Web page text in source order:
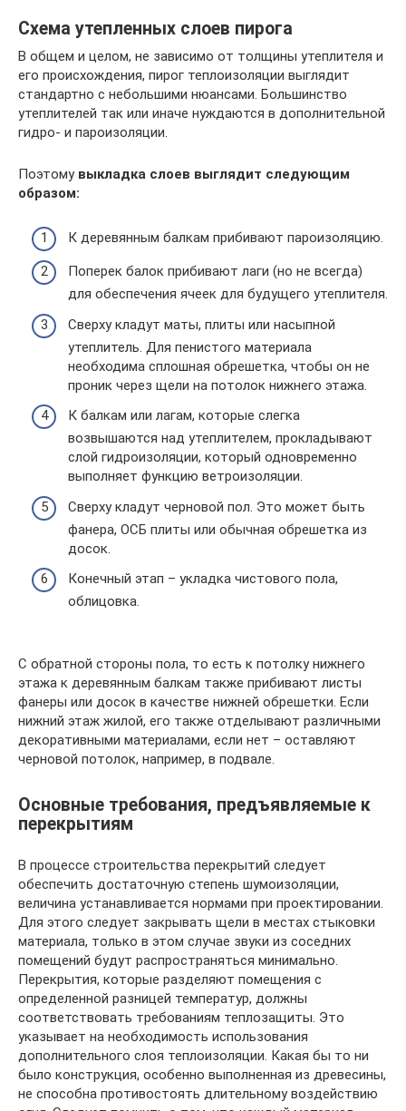
Схема утепленных слоев пирога
В общем и целом, не зависимо от толщины утеплителя и
его происхождения, пирог теплоизоляции выглядит
стандартно с небольшими нюансами. Большинство
утеплителей так или иначе нуждаются в дополнительной
гидро- и пароизоляции.
Поэтому выкладка слоев выглядит следующим
образом:
К деревянным балкам прибивают пароизоляцию.
Поперек балок прибивают лаги (но не всегда)
для обеспечения ячеек для будущего утеплителя.
Сверху кладут маты, плиты или насыпной
утеплитель. Для пенистого материала
необходима сплошная обрешетка, чтобы он не
проник через щели на потолок нижнего этажа.
К балкам или лагам, которые слегка
возвышаются над утеплителем, прокладывают
слой гидроизоляции, который одновременно
выполняет функцию ветроизоляции.
Сверху кладут черновой пол. Это может быть
фанера, ОСБ плиты или обычная обрешетка из
досок.
Конечный этап – укладка чистового пола,
облицовка.
С обратной стороны пола, то есть к потолку нижнего
этажа к деревянным балкам также прибивают листы
фанеры или досок в качестве нижней обрешетки. Если
нижний этаж жилой, его также отделывают различными
декоративными материалами, если нет – оставляют
черновой потолок, например, в подвале.
Основные требования, предъявляемые к
перекрытиям
В процессе строительства перекрытий следует
обеспечить достаточную степень шумоизоляции,
величина устанавливается нормами при проектировании.
Для этого следует закрывать щели в местах стыковки
материала, только в этом случае звуки из соседних
помещений будут распространяться минимально.
Перекрытия, которые разделяют помещения с
определенной разницей температур, должны
соответствовать требованиям теплозащиты. Это
указывает на необходимость использования
дополнительного слоя теплоизоляции. Какая бы то ни
было конструкция, особенно выполненная из древесины,
не способна противостоять длительному воздействию